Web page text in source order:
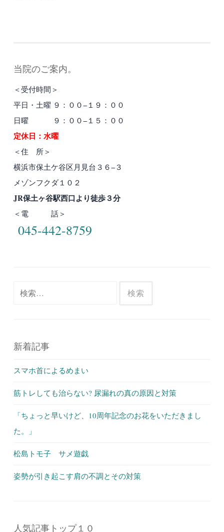
当院のご案内。
＜受付時間＞
平日・土曜 ９：００−１９：００
日曜 ９：００−１５：００
定休日：水曜
＜住 所＞
横浜市保土ケ谷区月見台３６−３
メゾンフクダ１０２
JR保土ヶ谷駅西口より徒歩３分
＜電 話＞
045-442-8759
新着記事
スマホ首によるめまい
筋トレしても治らない? 尿漏れの真の原因と対策
「ちょっと早いけど、10周年記念のお花をいただきまし
た。」
松島トモ子 サメ遊戯
姿勢が引き起こす肩の不調とその対策
人気記事トップ１０